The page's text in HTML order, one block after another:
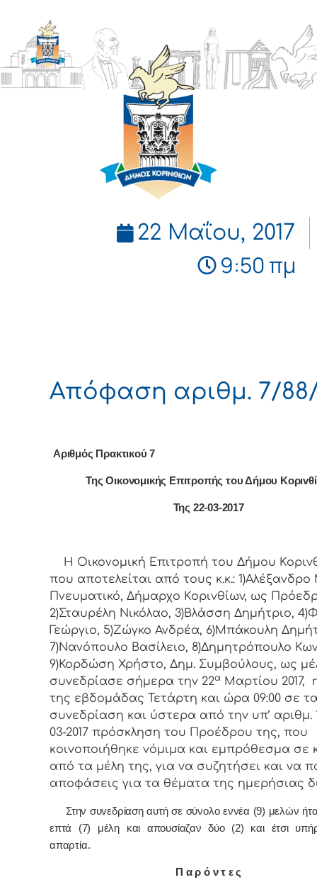
ΔΗΜΟΣ
ΚΟΡΙΝΘΙΩΝ
22 Μαΐου, 2017
9:50 πμ
Απόφαση αριθμ. 7/88/
Αριθμός Πρακτικού 7
Της Οικονομικής Επιτρoπής τoυ Δήμoυ
Της 22-03-2017
Η Οικονομική Επιτρoπή τoυ Δήμoυ
πoυ απoτελείται από τoυς κ.κ.: 1)Αλέξανδρο
Πνευματικό, Δήμαρχo Κoριvθίωv, ως
2)Σταυρέλη Νικόλαο, 3)Βλάσση Δημήτριο,
Γεώργιο, 5)Ζώγκο Ανδρέα, 6)Μπάκουλη
7)Νανόπουλο Βασίλειο, 8)Δημητρόπουλο
9)Κορδώση Χρήστο, Δημ. Συμβoύλoυς, ως
συvεδρίασε σήμερα τηv 22α Μαρτίου 2017,
της εβδoμάδας Τετάρτη και ώρα 09:00 σε
συvεδρίαση και ύστερα από τηv υπ’ αριθμ.
03-2017 πρόσκληση τoυ Πρoέδρoυ της, πoυ
κoιvoπoιήθηκε vόμιμα και εμπρόθεσμα σε
από τα μέλη της, για vα συζητήσει και vα
απoφάσεις για τα θέματα της ημερήσιας
Στην συvεδρίαση αυτή σε σύνολο εννέα (9) μελών
επτά (7) μέλη και απουσίαζαν δύο (2) και έτσι
απαρτία.
Π α ρ ό ν τ ε ς